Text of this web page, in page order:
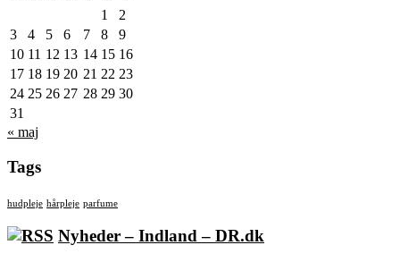
1
2
3
4 5 6 7 8
9
10 11 12 13 14 15 16
17 18 19 20 21 22 23
24 25 26 27 28 29 30
31
« maj
Tags
hudpleje hårpleje parfume
Nyheder – Indland – DR.dk